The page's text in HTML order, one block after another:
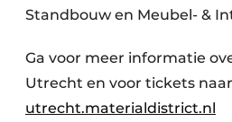
Standbouw en Meubel- &
Ga voor meer informatie
Utrecht en voor tickets naar
utrecht.materialdistrict.nl